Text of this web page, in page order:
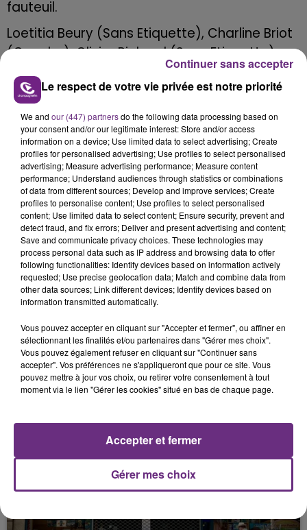
fauteuil.
Loetitia Beury (Sans Etiquette), Charline Briot
(Gauche), Olivier Richard (Sans Etiquette),
Pierre Brochet (Rassemblement National),
Pauline Reichling Lutte Ouvrière), Pierre
Philippe (Sans Etiquette), Sarah Fraincart (La
France Insoumise) et Jean-Christophe
Letierce (Reconquête).
FIL D'ACTU
7 août 2026
LA CENTRALE NUCLÉAIRE DE CHOOZ
Cela fait déjà une semaine que la centrale
nucléaire ardennaise est à l'arrêt. Une situation
Le respect de votre vie privée est notre priorité
We and our (447) partnersdo the following data processing based on
your consent and/or our legitimate interest: Store and/or access
information on a device; Use limited data to select advertising; Create
profiles for personalised advertising; Use profiles to select personalised
advertising; Measure advertising performance; Measure content
performance; Understand audiences through statistics or combinations
of data from different sources; Develop and improve services; Create
profiles to personalise content; Use profiles to select personalised
content; Use limited data to select content; Ensure security, prevent and
detect fraud, and fix errors; Deliver and present advertising and content;
Save and communicate privacy choices. These technologies may
process personal data such as IP address and browsing data to offer
following functionalities: Identify devices based on information actively
requested; Use precise geolocation data; Match and combine data from
other data sources; Link different devices; Identify devices based on
information transmitted automatically.
Vous pouvez accepter en cliquant sur "Accepter et fermer", ou affiner en
sélectionnant les finalités et/ou partenaires dans "Gérer mes choix".
Vous pouvez également refuser en cliquant sur "Continuer sans
accepter". Vos préférences ne s'appliqueront que pour ce site. Vous
pouvez mettre à jour vos choix, ou retirer votre consentement à tout
moment via le lien "Gérer les cookies" situé en bas de chaque page.
Gérer mes choix
Accepter et fermer
Continuer sans accepter